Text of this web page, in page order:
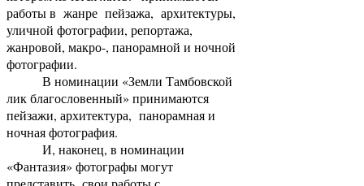
работы в жанре пейзажа, архитектуры,
уличной фотографии, репортажа,
жанровой, макро-, панорамной и ночной
фотографии.
В номинации «Земли Тамбовской
лик благословенный» принимаются
пейзажи, архитектура, панорамная и
ночная фотография.
И, наконец, в номинации
«Фантазия» фотографы могут